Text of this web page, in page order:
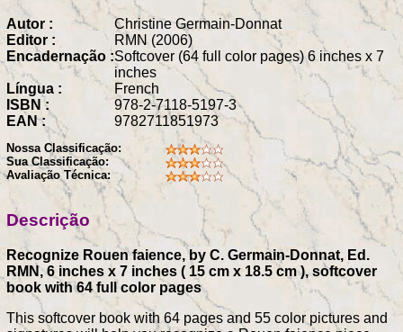
Autor :
Christine Germain-Donnat
Editor :
RMN (2006)
Encadernação :Softcover (64 full color pages) 6 inches x 7
inches
Língua :
French
ISBN :
978-2-7118-5197-3
EAN :
9782711851973
Nossa Classificação:
Sua Classificação:
Avaliação Técnica:
Descrição
Recognize Rouen faience, by C. Germain-Donnat, Ed.
RMN, 6 inches x 7 inches ( 15 cm x 18.5 cm ), softcover
book with 64 full color pages
This softcover book with 64 pages and 55 color pictures and